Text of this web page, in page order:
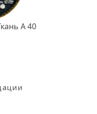
A 40